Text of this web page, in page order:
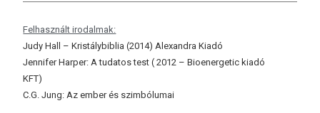
Felhasznált irodalmak:
Judy Hall – Kristálybiblia (2014) Alexandra Kiadó
Jennifer Harper: A tudatos test ( 2012 – Bioenergetic kiadó
KFT)
C.G. Jung: Az ember és szimbólumai